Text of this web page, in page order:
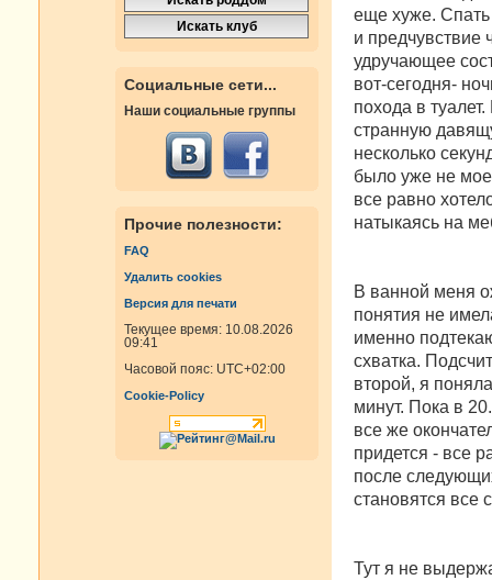
Социальные сети...
Наши социальные группы
Прочие полезности:
FAQ
Удалить cookies
Версия для печати
Текущее время: 10.08.2026
09:41
Часовой пояс: UTC+02:00
Cookie-Policy
еще хуже. Спать
и предчувствие
удручающее
вот-сегодня-
похода в
странную
несколько
было уже не
все равно
натыкаясь на
В ванной меня
понятия не
именно
схватка.
второй, я
минут. Пока в
все же
придется - все
после
становятся все
Тут я не